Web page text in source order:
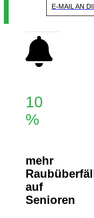
E-MAIL AN
10
%
mehr
auf
Senioren